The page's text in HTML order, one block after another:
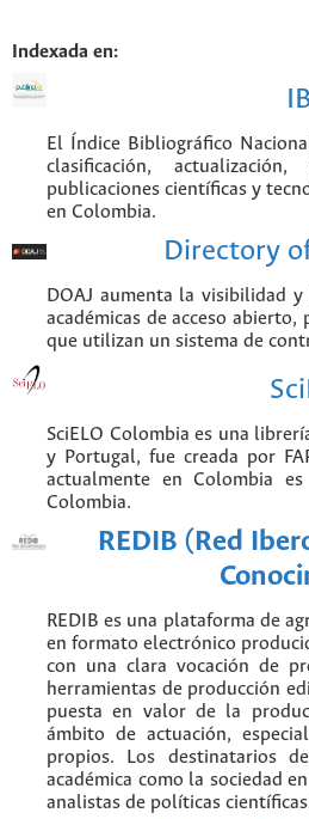
Indexada en:
El Índice Bibliográfico
clasificación,
publicaciones científicas y
en Colombia.
Directory
DOAJ aumenta la visibilidad
académicas de acceso
que utilizan un sistema de
SciELO Colombia es una
y Portugal, fue creada por
actualmente en Colombia
Colombia.
REDIB (Red
REDIB es una plataforma de
en formato electrónico
con una clara vocación de
herramientas de producción
puesta en valor de la
ámbito de actuación,
propios. Los destinatarios
académica como la sociedad
analistas de políticas